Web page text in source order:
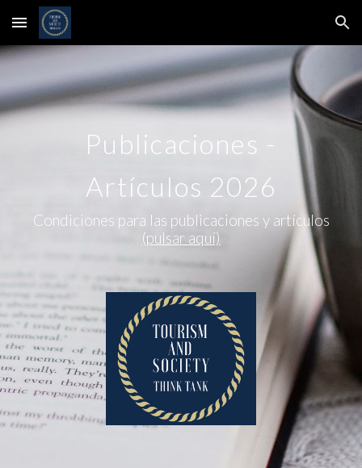
Skip to main content Skip to navigation
Publicaciones -
Artículos 2026
Condiciones para las publicaciones y artículos
(pulsar aquí)